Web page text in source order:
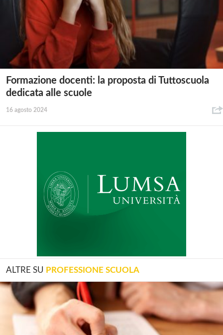
Formazione docenti: la proposta di Tuttoscuola
dedicata alle scuole
16 agosto 2024
ALTRE SU PROFESSIONE SCUOLA